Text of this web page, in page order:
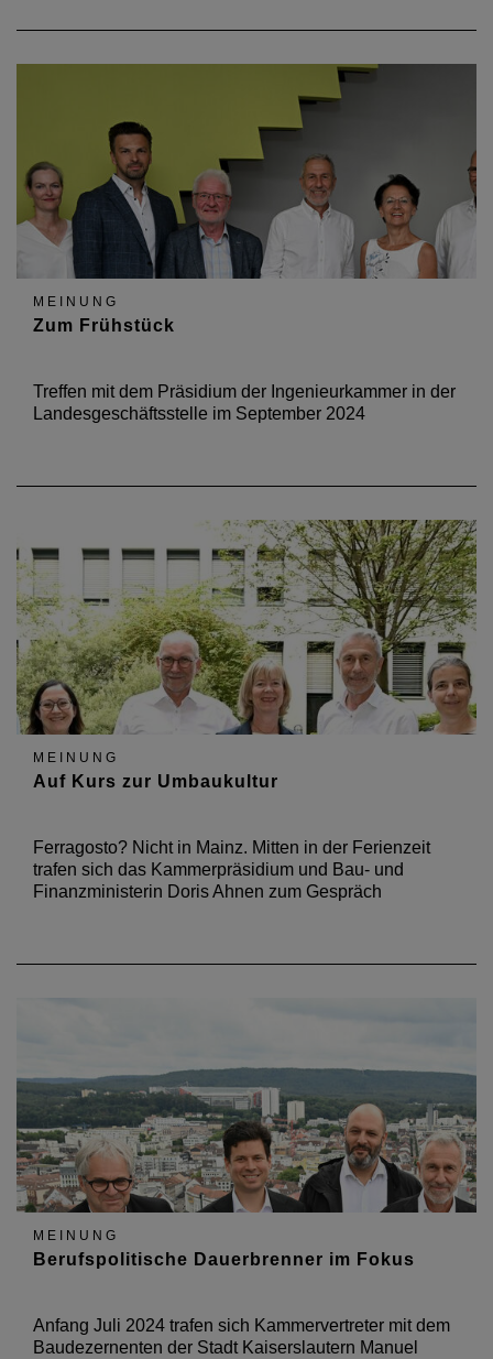
MEINUNG
Zum Frühstück
Treffen mit dem Präsidium der Ingenieurkammer in der
Landesgeschäftsstelle im September 2024
MEINUNG
Auf Kurs zur Umbaukultur
Ferragosto? Nicht in Mainz. Mitten in der Ferienzeit
trafen sich das Kammerpräsidium und Bau- und
Finanzministerin Doris Ahnen zum Gespräch
MEINUNG
Berufspolitische Dauerbrenner im Fokus
Anfang Juli 2024 trafen sich Kammervertreter mit dem
Baudezernenten der Stadt Kaiserslautern Manuel